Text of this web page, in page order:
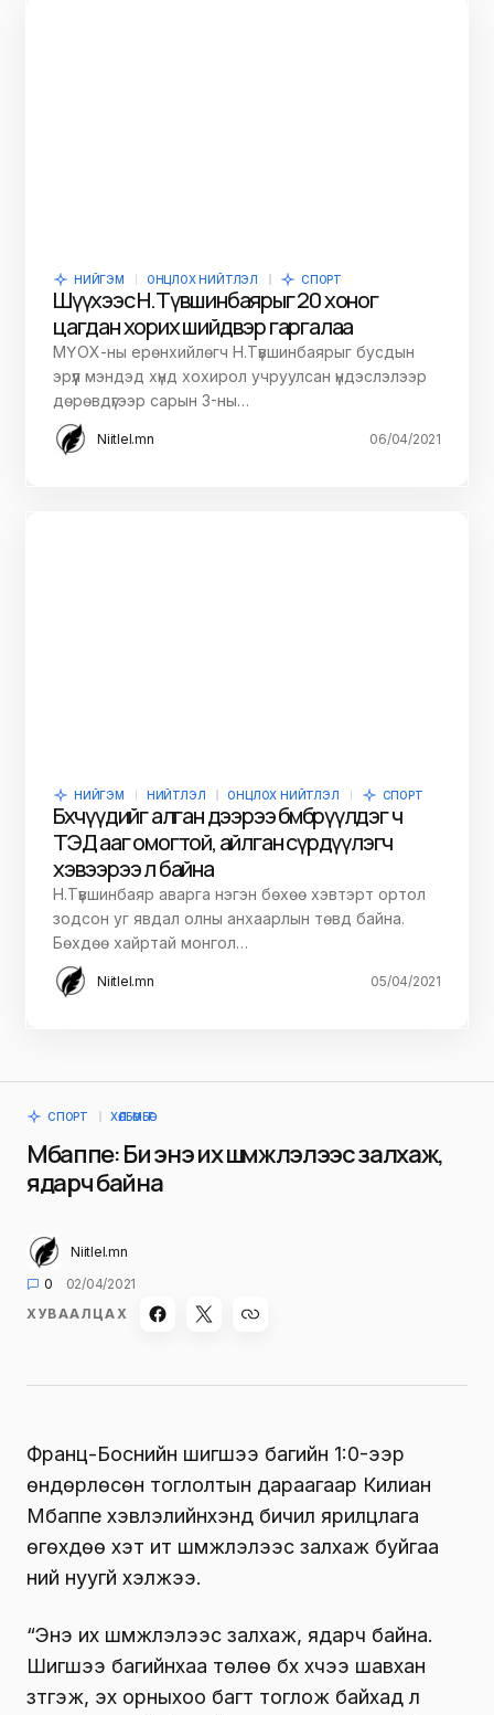
НИЙГЭМ ОНЦЛОХ НИЙТЛЭЛ СПОРТ
Шүүхээс Н.Түвшинбаярыг 20 хоног
цагдан хорих шийдвэр гаргалаа
МҮОХ-ны ерөнхийлөгч Н.Түвшинбаярыг бусдын
эрүүл мэндэд хүнд хохирол учруулсан үндэслэлээр
дөрөвдүгээр сарын 3-ны…
Niitlel.mn 06/04/2021
НИЙГЭМ НИЙТЛЭЛ ОНЦЛОХ НИЙТЛЭЛ СПОРТ
Бөхчүүдийг алган дээрээ бөмбөрүүлдэг ч
ТЭД ааг омогтой, айлган сүрдүүлэгч
хэвээрээ л байна
Н.Түвшинбаяр аварга нэгэн бөхөө хэвтэрт ортол
зодсон уг явдал олны анхаарлын төвд байна.
Бөхдөө хайртай монгол…
Niitlel.mn 05/04/2021
СПОРТ ХӨЛБӨМБӨГ
Мбаппе: Би энэ их шүүмжлэлээс залхаж,
ядарч байна
Niitlel.mn
0
02/04/2021
ХУВААЛЦАХ
Франц-Боснийн шигшээ багийн 1:0-ээр
өндөрлөсөн тоглолтын дараагаар Килиан
Мбаппе хэвлэлийнхэнд бичил ярилцлага
өгөхдөө хэт ит шүүмжлэлээс залхаж буйгаа
ний нуугүй хэлжээ.
“Энэ их шүүмжлэлээс залхаж, ядарч байна.
Шигшээ багийнхаа төлөө бүх хүчээ шавхан
зүтгэж, эх орныхоо багт тоглож байхад л